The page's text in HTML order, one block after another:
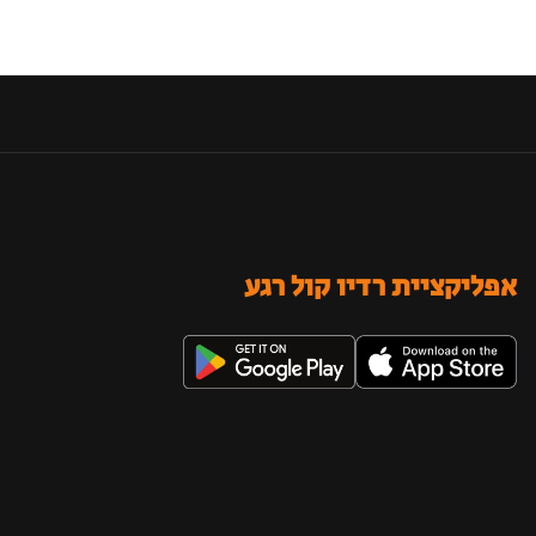
אפליקציית רדיו קול רגע